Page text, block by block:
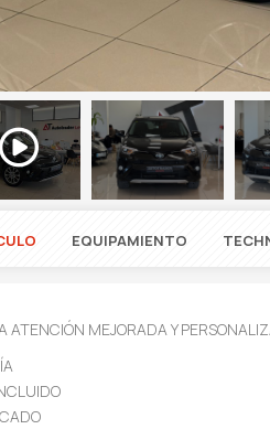
EQUIPAMIENTO
ATENCIÓN MEJORADA Y